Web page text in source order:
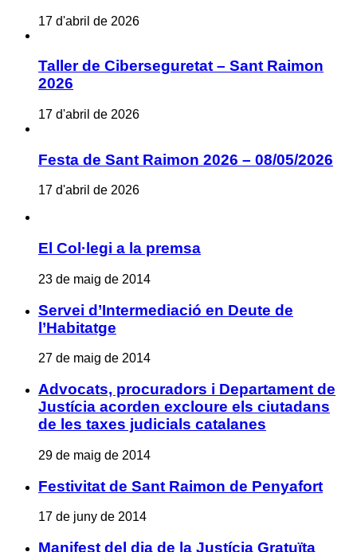
17 d'abril de 2026
Taller de Ciberseguretat – Sant Raimon
2026
17 d'abril de 2026
Festa de Sant Raimon 2026 – 08/05/2026
17 d'abril de 2026
El Col·legi a la premsa
23 de maig de 2014
Servei d’Intermediació en Deute de
l’Habitatge
27 de maig de 2014
Advocats, procuradors i Departament de
Justícia acorden excloure els ciutadans
de les taxes judicials catalanes
29 de maig de 2014
Festivitat de Sant Raimon de Penyafort
17 de juny de 2014
Manifest del dia de la Justícia Gratuïta